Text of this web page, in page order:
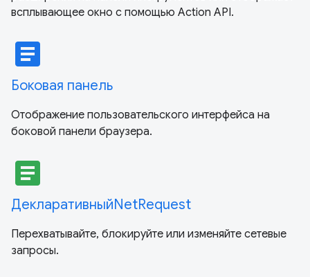
всплывающее окно с помощью Action API.
article
Боковая панель
Отображение пользовательского интерфейса на
боковой панели браузера.
article
ДекларативныйNetRequest
Перехватывайте, блокируйте или изменяйте сетевые
запросы.